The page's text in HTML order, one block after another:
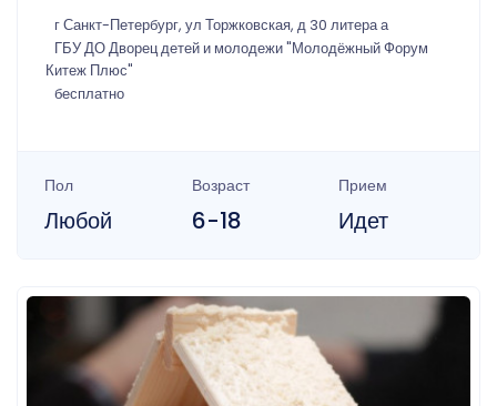
г Санкт-Петербург, ул Торжковская, д 30 литера а
ГБУ ДО Дворец детей и молодежи "Молодёжный Форум
Китеж Плюс"
бесплатно
Пол
Любой
Возраст
6-18
Прием
Идет